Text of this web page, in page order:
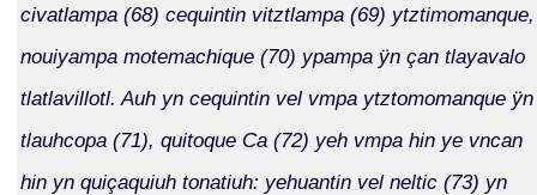
civatlampa (68) cequintin vitztlampa (69) ytztimomanque,
nouiyampa motemachique (70) ypampa ÿn çan tlayavalo
tlatlavillotl. Auh yn cequintin vel vmpa ytztomomanque ÿn
tlauhcopa (71), quitoque Ca (72) yeh vmpa hin ye vncan
hin yn quiçaquiuh tonatiuh: yehuantin vel neltic (73) yn